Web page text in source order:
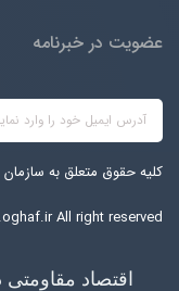
عضویت در خبرنامه
کلیه حقوق متعلق به
All right reserved
اقتصاد